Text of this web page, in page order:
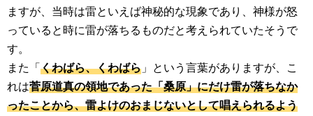
ますが、当時は雷といえば神秘的な現象であり、神様が怒
っていると時に雷が落ちるものだと考えられていたそうで
す。
また「くわばら、くわばら 」という言葉がありますが、こ
れは菅原道真の領地であった「桑原」にだけ雷が落ちなか
ったことから、雷よけのおまじないとして唱えられるよう